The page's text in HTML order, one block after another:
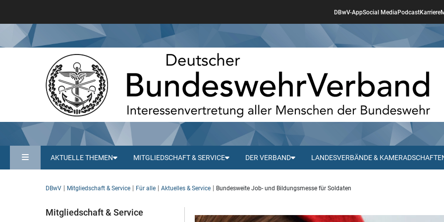
DBwV-AppSocial Media PodcastKarriere
AKTUELLE THEMEN MITGLIEDSCHAFT & SERVICE DER VERBAND LANDESVERBÄNDE &
DBwV Mitgliedschaft & Service Für alle Aktuelles & Service Bundesweite Job- und Bildungsmesse für Soldaten
Mitgliedschaft & Service